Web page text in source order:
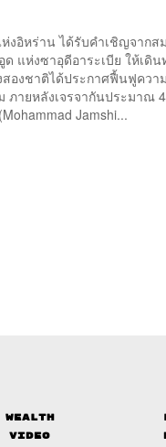
งอิหร่าน ได้รับคำเชิญจากส
แห่งซาอุดีอาระเบีย ให้เดิน
สองชาติได้ประกาศฟื้นฟูคว
ภายหลังเจรจากันประมาณ
Jamshi...
Wealth
Video